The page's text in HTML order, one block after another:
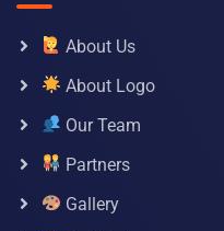
About Us
About Logo
Our Team
Partners
Gallery